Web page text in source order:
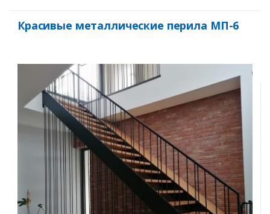
Красивые металлические перила МП-6